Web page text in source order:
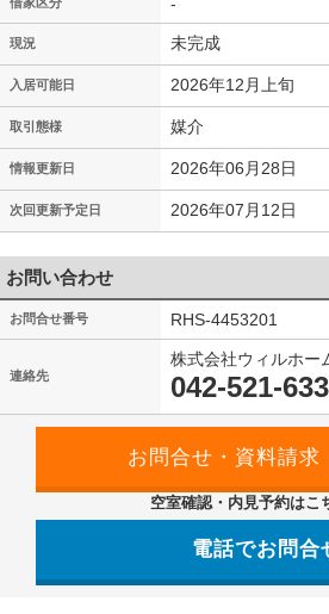
現況 未完成
入居可能日 2026年12月上旬
取引態様 媒介
情報更新日 2026年06月28日
次回更新予定日 2026年07月12日
お問い合わせ
お問合せ番号 RHS-4453201
連絡先
株式会社ウィルホー
042-521-
空室確認・内見予約はこ
電話でお問合